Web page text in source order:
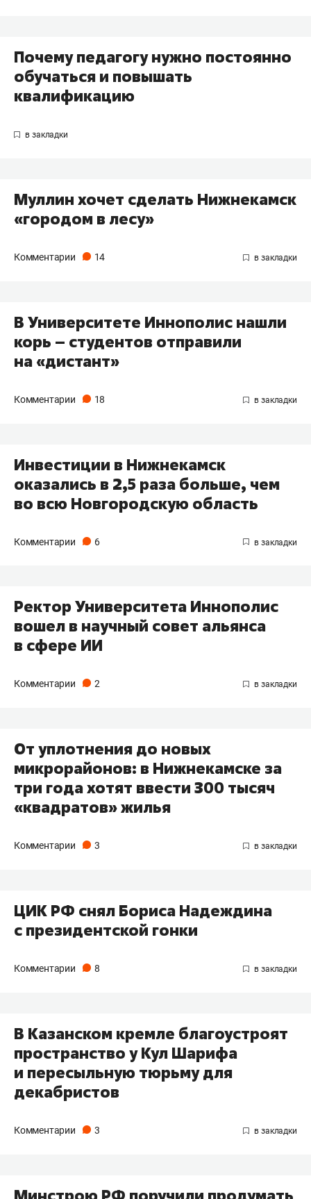
Почему педагогу нужно постоянно
обучаться и повышать
квалификацию
Муллин хочет сделать Нижнекамск
«городом в лесу»
Комментарии 14
В Университете Иннополис нашли
корь – студентов отправили
на «дистант»
Комментарии 18
Инвестиции в Нижнекамск
оказались в 2,5 раза больше, чем
во всю Новгородскую область
Комментарии 6
Ректор Университета Иннополис
вошел в научный совет альянса
в сфере ИИ
Комментарии 2
От уплотнения до новых
микрорайонов: в Нижнекамске за
три года хотят ввести 300 тысяч
«квадратов» жилья
Комментарии 3
ЦИК РФ снял Бориса Надеждина
с президентской гонки
Комментарии 8
В Казанском кремле благоустроят
пространство у Кул Шарифа
и пересыльную тюрьму для
декабристов
Комментарии 3